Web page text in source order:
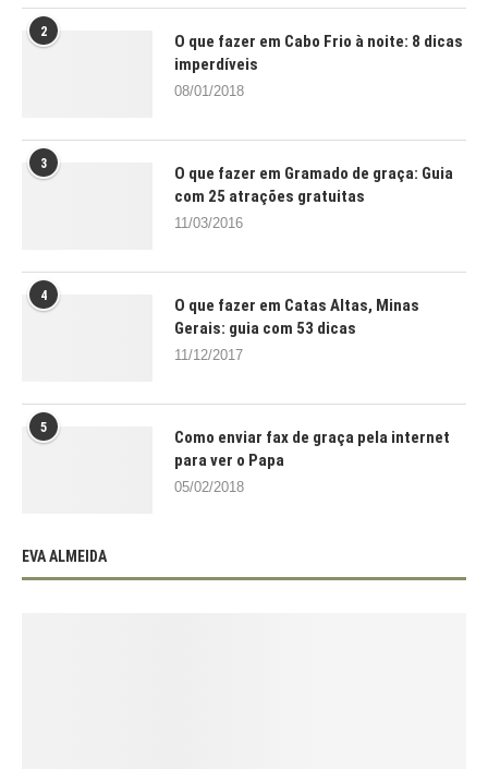
2
O que fazer em Cabo Frio à noite: 8 dicas
imperdíveis
08/01/2018
3
O que fazer em Gramado de graça: Guia
com 25 atrações gratuitas
11/03/2016
4
O que fazer em Catas Altas, Minas
Gerais: guia com 53 dicas
11/12/2017
5
Como enviar fax de graça pela internet
para ver o Papa
05/02/2018
EVA ALMEIDA